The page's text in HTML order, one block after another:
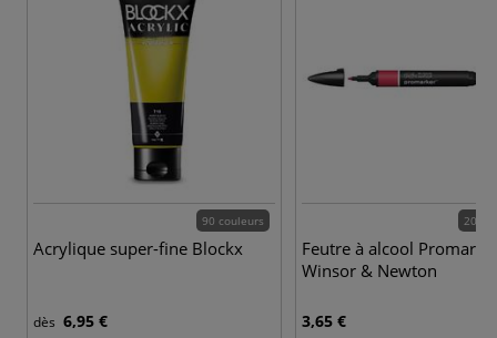
90 couleurs
Acrylique super-fine Blockx
dès 6,95 €
201
Feutre à alcool
Winsor & Newton
3,65 €